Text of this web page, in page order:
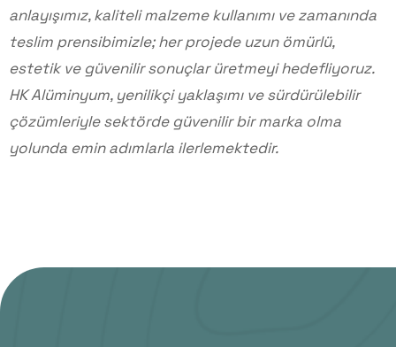
anlayışımız, kaliteli malzeme kullanımı ve zamanında
teslim prensibimizle; her projede uzun ömürlü,
estetik ve güvenilir sonuçlar üretmeyi hedefliyoruz.
HK Alüminyum, yenilikçi yaklaşımı ve sürdürülebilir
çözümleriyle sektörde güvenilir bir marka olma
yolunda emin adımlarla ilerlemektedir.